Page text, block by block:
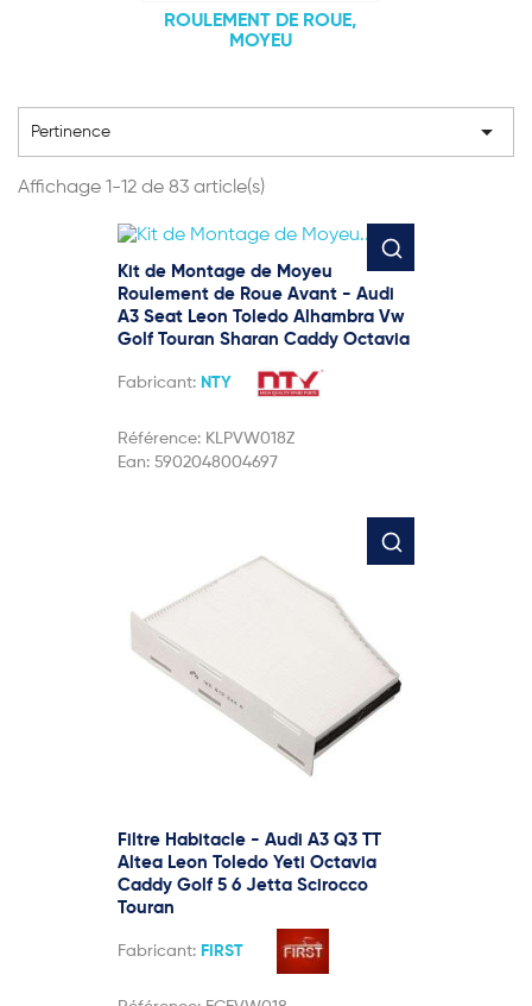
ROULEMENT DE ROUE,
MOYEU
Pertinence 
Affichage 1-12 de 83 article(s)
Kit de Montage de Moyeu
Roulement de Roue Avant - Audi
A3 Seat Leon Toledo Alhambra Vw
Golf Touran Sharan Caddy Octavia
Fabricant: NTY
Référence: KLPVW018Z
Ean: 5902048004697
Filtre Habitacle - Audi A3 Q3 TT
Altea Leon Toledo Yeti Octavia
Caddy Golf 5 6 Jetta Scirocco
Touran
Fabricant: FIRST